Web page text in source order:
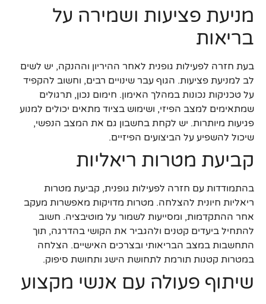
מניעת פציעות ושמירה על
בריאות
בעת חזרה לפעילות גופנית לאחר ההיריון וההנקה, יש לשים
לב למניעת פציעות. הגוף עבר שינויים רבים, וחשוב להקפיד
על טכניקות נכונות במהלך האימון. חימום נכון, תרגולים
שמתאימים למצב הפיזי, ושימוש בציוד מתאים יכולים למנוע
פגיעות מיותרות. יש לקחת בחשבון גם את המצב הנפשי,
שיכול להשפיע על הביצועים הפיזיים.
קביעת מטרות ריאליות
בהתמודדות עם חזרה לפעילות גופנית, קביעת מטרות
ריאליות חיונית להצלחה. מטרות מדויקות מאפשרות מעקב
אחר ההתקדמות, ומסייעות לשמור על מוטיבציה. חשוב
להתחיל ביעדים קטנים ולהגביר את הקושי בהדרגה, תוך
התחשבות במצב הבריאותי ובצרכים האישיים. הצלחה
במטרות קטנות תורמת לתחושת הישג ותחושת סיפוק.
שיתוף פעולה עם אנשי מקצוע